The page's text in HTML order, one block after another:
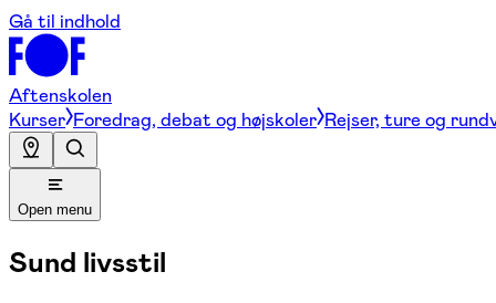
Gå til indhold
Aftenskolen
Kurser Foredrag, debat og højskoler Rejser, ture og
Open menu
Sund livsstil